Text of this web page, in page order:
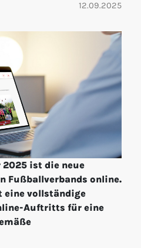
12.09.2025
2025 ist die neue
Fußballverbands online.
eine vollständige
Auftritts für eine